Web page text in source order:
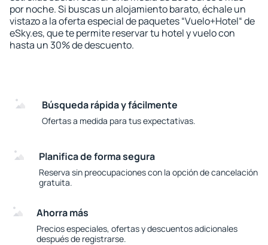
por noche. Si buscas un alojamiento barato, échale un
vistazo a la oferta especial de paquetes “Vuelo+Hotel“ de
eSky.es, que te permite reservar tu hotel y vuelo con
hasta un 30% de descuento.
Búsqueda rápida y fácilmente
Ofertas a medida para tus expectativas.
Planifica de forma segura
Reserva sin preocupaciones con la opción de cancelación
gratuita.
Ahorra más
Precios especiales, ofertas y descuentos adicionales
después de registrarse.